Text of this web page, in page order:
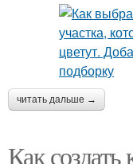
читать дальше →
Как создать